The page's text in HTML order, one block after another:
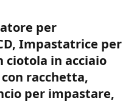
per
Impastatrice per
ciotola in acciaio
racchetta,
per impastare,